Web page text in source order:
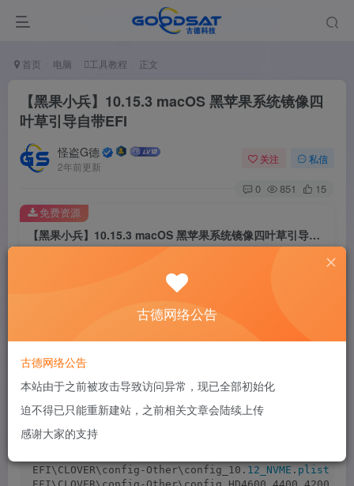
首页 电脑 工具教程 正文
【黑果小兵】10.15.3 macOS 黑苹果系统镜像四
叶草引导自带EFI
怪盗G德
2年前更新
关注 私信
0 851 15
【黑果小兵】10.15.3 macOS 黑苹果系统镜像四叶草引导自带EFI
登录查看
免费资源
【黑果小兵】macOS Catalina 10.15.3 19D76 正式版 with
Clover 5103
这个DMG中自带的通用版四叶草引导EFI文件，四叶草
Clover版本 5103
EFI\CLOVER\config-Other\config_10. 12_NVME . plist
古德网络公告
古德网络公告
本站由于之前被攻击导致访问异常，现已全部初始化
迫不得已只能重新建站，之前相关文章会陆续上传
感谢大家的支持